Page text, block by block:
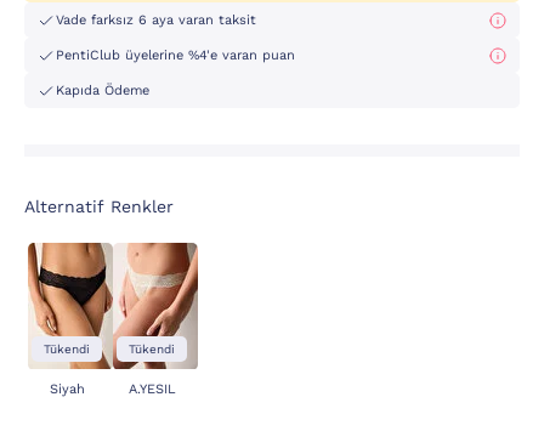
Vade farksız 6 aya varan taksit
PentiClub üyelerine %4'e varan puan
Kapıda Ödeme
Alternatif Renkler
Tükendi
Siyah
Tükendi
A.YESIL